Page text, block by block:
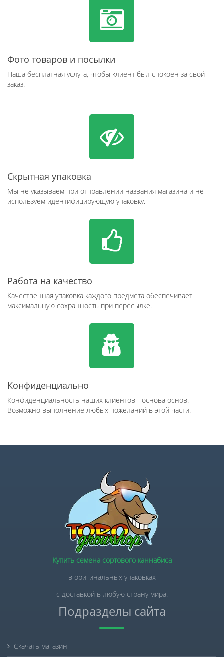
Фото товаров и посылки
Наша бесплатная услуга, чтобы клиент был спокоен за свой
заказ.
Скрытная упаковка
Мы не указываем при отправлении названия магазина и не
используем идентифицирующую упаковку.
Работа на качество
Качественная упаковка каждого предмета обеспечивает
максимальную сохранность при пересылке.
Конфиденциально
Конфиденциальность наших клиентов - основа основ.
Возможно выполнение любых пожеланий в этой части.
Купить семена сортового каннабиса
в оригинальных упаковках
с доставкой в любую страну мира.
Подразделы сайта
Скачать магазин